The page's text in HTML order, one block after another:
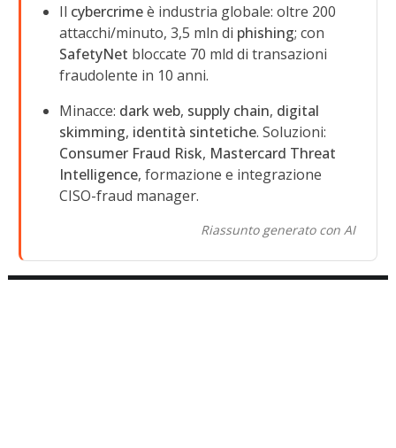
Il cybercrimeè industria globale: oltre 200
attacchi/minuto, 3,5 mln di phishing; con
SafetyNet bloccate 70 mld di transazioni
fraudolente in 10 anni.
Minacce: dark web, supply chain, digital
skimming, identità sintetiche. Soluzioni:
Consumer Fraud Risk, Mastercard Threat
Intelligence, formazione e integrazione
CISO-fraud manager.
Riassunto generato con AI